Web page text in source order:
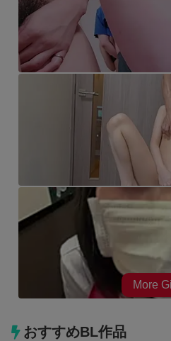
おすすめBL作品